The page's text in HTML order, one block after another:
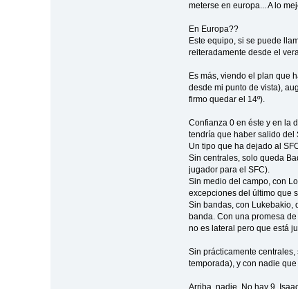
meterse en europa... A lo
En Europa??
Este equipo, si se puede
reiteradamente desde el
Es más, viendo el plan que
desde mi punto de vista),
firmo quedar el 14º).
Confianza 0 en éste y en la
tendría que haber salido del
Un tipo que ha dejado al
Sin centrales, solo queda
jugador para el SFC).
Sin medio del campo, con
excepciones del último que
Sin bandas, con Lukebakio,
banda. Con una promesa
no es lateral pero que está
Sin prácticamente
temporada), y con nadie